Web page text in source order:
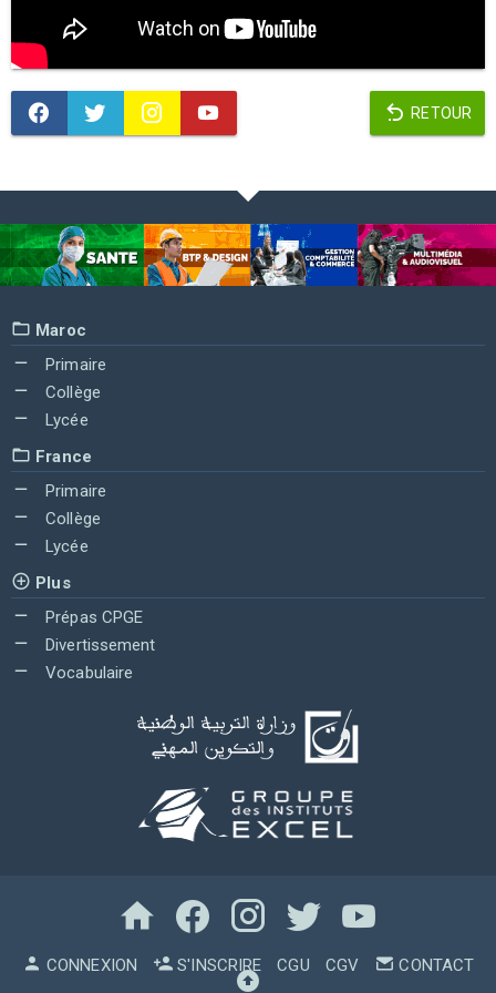
RETOUR
Maroc
Primaire
Collège
Lycée
France
Primaire
Collège
Lycée
Plus
Prépas CPGE
Divertissement
Vocabulaire
CONNEXION S'INSCRIRE CGU CGV CONTACT